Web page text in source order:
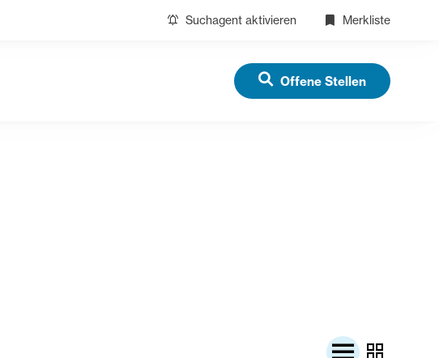
Suchagent aktivieren Merkliste
Offene Stellen